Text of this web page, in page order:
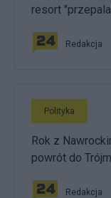
resort
Redakcja
Polityka
Rok z
powrót do
Redakcja